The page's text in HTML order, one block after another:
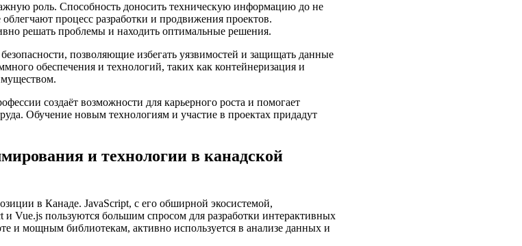
роль. Способность доносить техническую информацию до не
процесс разработки и продвижения проектов.
решать проблемы и находить оптимальные решения.
позволяющие избегать уязвимостей и защищать данные
обеспечения и технологий, таких как контейнеризация и
создаёт возможности для карьерного роста и помогает
Обучение новым технологиям и участие в проектах придадут
и технологии в канадской
в Канаде. JavaScript, с его обширной экосистемой,
Vue.js пользуются большим спросом для разработки интерактивных
и мощным библиотекам, активно используется в анализе данных и